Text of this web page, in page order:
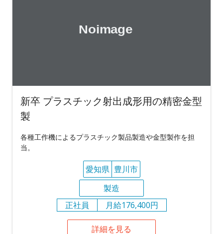
新卒 プラスチック射出成形用の精密金型
製
各種工作機によるプラスチック製品製造や金型製作を担
当。
愛知県 豊川市
製造
正社員
月給176,400円
詳細を見る